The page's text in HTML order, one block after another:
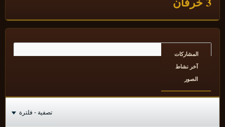
المشاركات
آخر نشاط
تصفية - فلترة